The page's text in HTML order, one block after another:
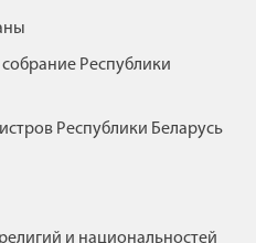
Республики
Республики Беларусь
и национальностей